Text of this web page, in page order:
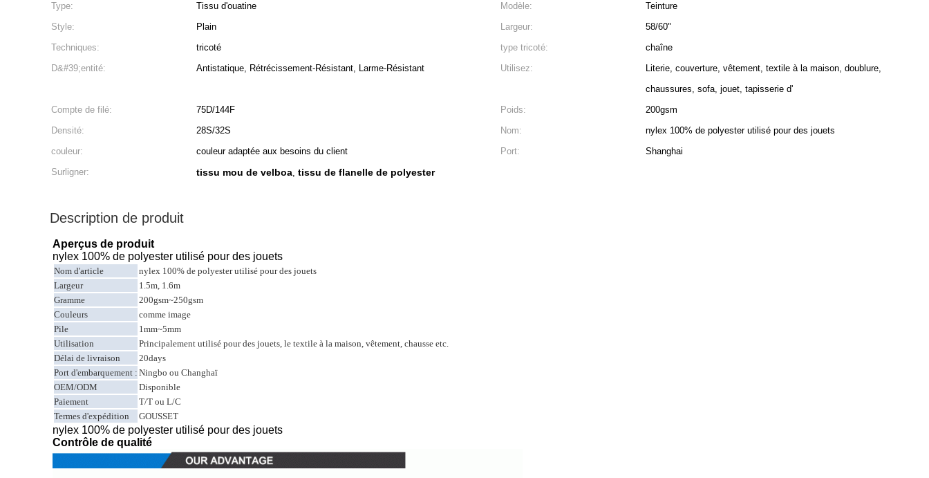
Type:
Tissu d'ouatine Modèle:
Teinture
Style:
Plain Largeur:
58/60"
Techniques:
tricoté type tricoté:
chaîne
D&#39;entité:
Antistatique, Rétrécissement-Résistant, Larme-Résistant Utilisez:
Literie, couverture, vêtement, textile à la maison, doublure,
chaussures, sofa, jouet, tapisserie d'
Compte de filé:
75D/144F Poids:
200gsm
Densité:
28S/32S Nom:
nylex 100% de polyester utilisé pour des jouets
couleur:
couleur adaptée aux besoins du client Port:
Shanghai
Surligner:
tissu mou de velboa, tissu de flanelle de polyester
Description de produit
Aperçus de produit
nylex 100% de polyester utilisé pour des jouets
Nom d'article
nylex 100% de polyester utilisé pour des jouets
Largeur
1.5m, 1.6m
Gramme
200gsm~250gsm
Couleurs
comme image
Pile
1mm~5mm
Utilisation
Principalement utilisé pour des jouets, le textile à la maison, vêtement, chausse etc.
Délai de livraison
20days
Port d'embarquement : Ningbo ou Changhaï
OEM/ODM
Disponible
Paiement
T/T ou L/C
Termes d'expédition
GOUSSET
nylex 100% de polyester utilisé pour des jouets
Contrôle de qualité